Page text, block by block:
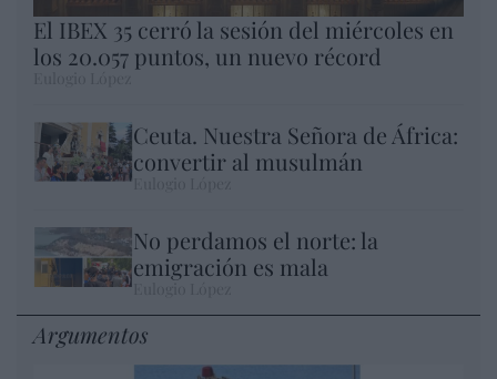
El IBEX 35 cerró la sesión del miércoles en
los 20.057 puntos, un nuevo récord
Ceuta. Nuestra Señora de África:
convertir al musulmán
No perdamos el norte: la
emigración es mala
Argumentos